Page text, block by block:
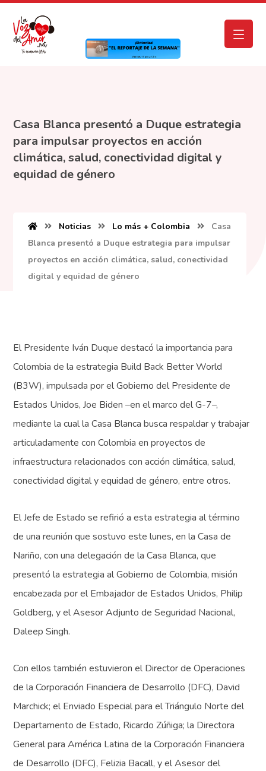
Casa Blanca presentó a Duque estrategia
para impulsar proyectos en acción
climática, salud, conectividad digital y
equidad de género
Noticias Lo más + Colombia
Casa
Blanca presentó a Duque estrategia para impulsar
proyectos en acción climática, salud, conectividad
digital y equidad de género
El Presidente Iván Duque destacó la importancia para
Colombia de la estrategia Build Back Better World
(B3W), impulsada por el Gobierno del Presidente de
Estados Unidos, Joe Biden –en el marco del G-7–,
mediante la cual la Casa Blanca busca respaldar y trabajar
articuladamente con Colombia en proyectos de
infraestructura relacionados con acción climática, salud,
conectividad digital y equidad de género, entre otros.
El Jefe de Estado se refirió a esta estrategia al término
de una reunión que sostuvo este lunes, en la Casa de
Nariño, con una delegación de la Casa Blanca, que
presentó la estrategia al Gobierno de Colombia, misión
encabezada por el Embajador de Estados Unidos, Philip
Goldberg, y el Asesor Adjunto de Seguridad Nacional,
Daleep Singh.
Con ellos también estuvieron el Director de Operaciones
de la Corporación Financiera de Desarrollo (DFC), David
Marchick; el Enviado Especial para el Triángulo Norte del
Departamento de Estado, Ricardo Zúñiga; la Directora
General para América Latina de la Corporación Financiera
de Desarrollo (DFC), Felizia Bacall, y el Asesor del